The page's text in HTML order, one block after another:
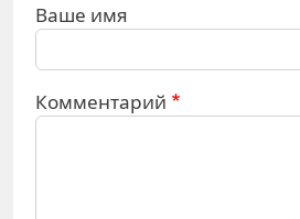
Ваше имя
Комментарий